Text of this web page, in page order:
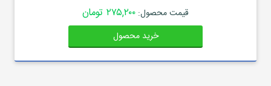
قیمت محصول: ۲۷۵,۲۰۰ تومان
خرید محصول